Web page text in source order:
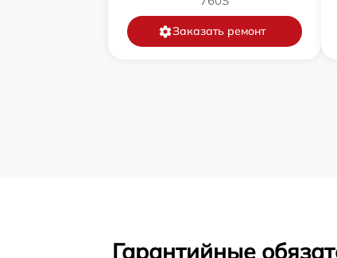
Заказать ремонт
Гарантийные